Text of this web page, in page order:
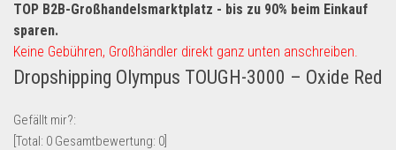
Handy und Smartphone
Kosmetik & Pflege
Multimedia & Elektro
TOP B2B-Großhandelsmarktplatz - bis zu 90% beim Einkauf
sparen.
Keine Gebühren, Großhändler direkt ganz unten anschreiben.
Dropshipping Olympus TOUGH-3000 – Oxide Red
Gefällt mir?:
[Total: 0 Gesamtbewertung: 0